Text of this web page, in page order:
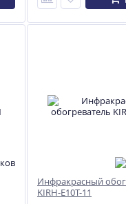
Инфракрасный
KIRH-E10T-11